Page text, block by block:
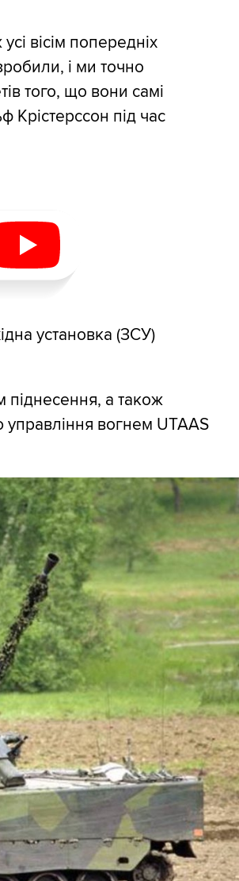
вісім попередніх
і ми точно
того, що вони самі
Крістерссон під час
установка (ЗСУ)
піднесення, а також
вогнем UTAAS